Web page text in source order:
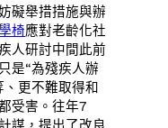
礙舉措措施與辦
椅應對老齡化社
人研討中間此前
是“為殘疾人辦
更不難取得和
受害。往年7